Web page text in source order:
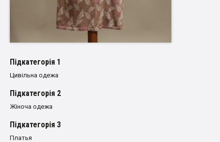
Пiдкатегорiя 1
Цивільна одежа
Пiдкатегорiя 2
Жіноча одежа
Пiдкатегорiя 3
Платья